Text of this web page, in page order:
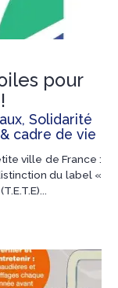
pour
Solidarité
cadre de vie
ville de France :
du label «